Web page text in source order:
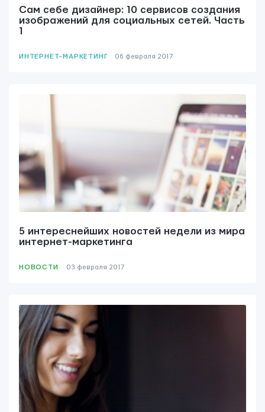
Сам себе дизайнер: 10 сервисов создания
изображений для социальных сетей. Часть
1
ИНТЕРНЕТ-МАРКЕТИНГ 06 февраля 2017
5 интереснейших новостей недели из мира
интернет-маркетинга
НОВОСТИ 03 февраля 2017